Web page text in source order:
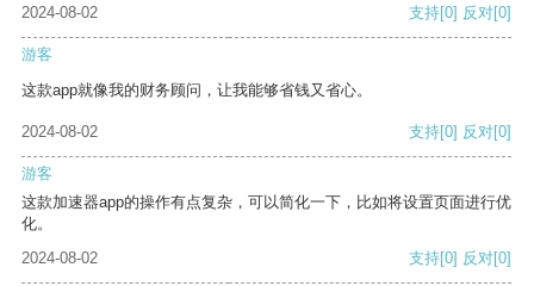
2024-08-02
支持[0] 反对[0]
游客
这款app就像我的财务顾问，让我能够省钱又省心。
2024-08-02 支持[0] 反对[0]
游客
这款加速器app的操作有点复杂，可以简化一下，比如将设置页面进行优
化。
2024-08-02
支持[0] 反对[0]